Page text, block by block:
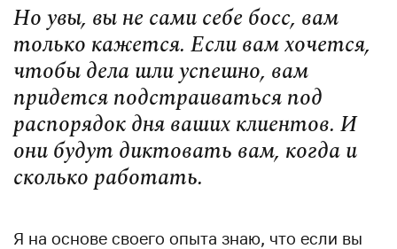
Но увы, вы не сами себе босс, вам
только кажется. Если вам хочется,
чтобы дела шли успешно, вам
придется подстраиваться под
распорядок дня ваших клиентов. И
они будут диктовать вам, когда и
сколько работать.
Я на основе своего опыта знаю, что если вы